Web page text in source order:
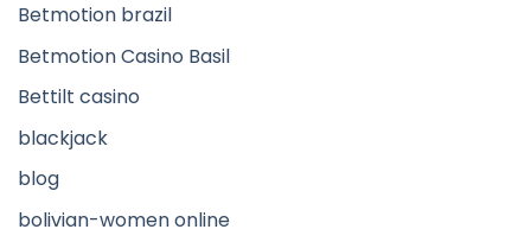
Betmotion brazil
Betmotion Casino Basil
Bettilt casino
blackjack
blog
bolivian-women online